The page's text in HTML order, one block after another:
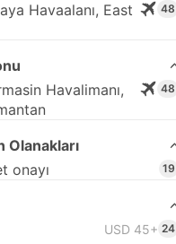
Havaalanı, East
48
Havalimanı,
48
Olanakları
onayı
19
USD 45+ 24